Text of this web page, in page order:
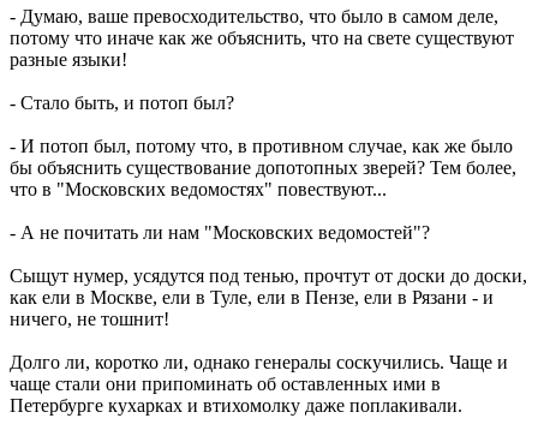
- Думаю, ваше превосходительство, что было в самом деле,
потому что иначе как же объяснить, что на свете существуют
разные языки!
- Стало быть, и потоп был?
- И потоп был, потому что, в противном случае, как же было
бы объяснить существование допотопных зверей? Тем более,
что в "Московских ведомостях" повествуют...
- А не почитать ли нам "Московских ведомостей"?
Сыщут нумер, усядутся под тенью, прочтут от доски до доски,
как ели в Москве, ели в Туле, ели в Пензе, ели в Рязани - и
ничего, не тошнит!
Долго ли, коротко ли, однако генералы соскучились. Чаще и
чаще стали они припоминать об оставленных ими в
Петербурге кухарках и втихомолку даже поплакивали.